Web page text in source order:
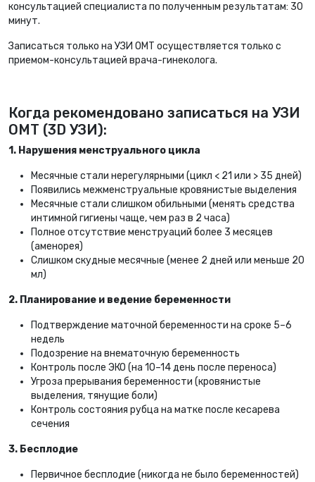
консультацией специалиста по полученным результатам: 30
минут.
Записаться только на УЗИ ОМТ осуществляется только с
приемом-консультацией врача-гинеколога.
Когда рекомендовано записаться на УЗИ
ОМТ (3D УЗИ):
1. Нарушения менструального цикла
Месячные стали нерегулярными (цикл < 21 или > 35 дней)
Появились межменструальные кровянистые выделения
Месячные стали слишком обильными (менять средства
интимной гигиены чаще, чем раз в 2 часа)
Полное отсутствие менструаций более 3 месяцев
(аменорея)
Слишком скудные месячные (менее 2 дней или меньше 20
мл)
2. Планирование и ведение беременности
Подтверждение маточной беременности на сроке 5–6
недель
Подозрение на внематочную беременность
Контроль после ЭКО (на 10–14 день после переноса)
Угроза прерывания беременности (кровянистые
выделения, тянущие боли)
Контроль состояния рубца на матке после кесарева
сечения
3. Бесплодие
Первичное бесплодие (никогда не было беременностей)